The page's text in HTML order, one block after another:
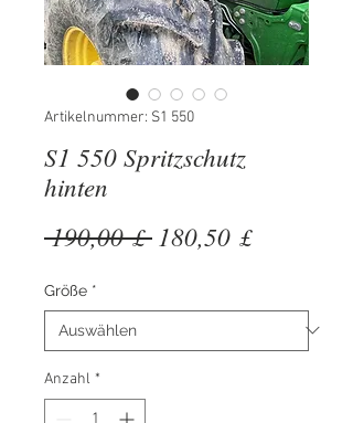
Artikelnummer: S1 550
S1 550 Spritzschutz
hinten
190,00 £ Standardpreis
180,50 £Sale-
Größe *
Anzahl *